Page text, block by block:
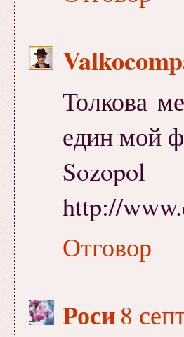
Толкова
един мой
Sozopol
http://
Отговор
Роси8